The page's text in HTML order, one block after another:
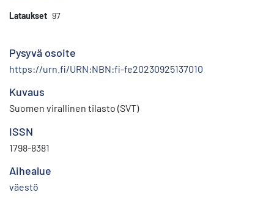
Lataukset 97
Pysyvä osoite
https://urn.fi/URN:NBN:fi-fe20230925137010
Kuvaus
Suomen virallinen tilasto (SVT)
ISSN
1798-8381
Aihealue
väestö